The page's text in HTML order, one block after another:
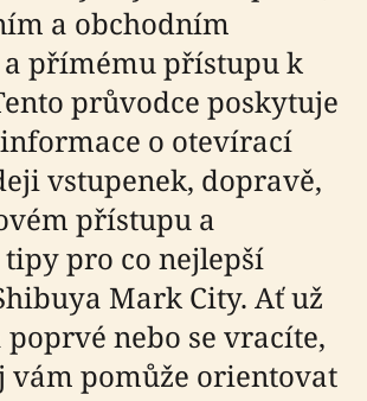
a obchodním
přímému přístupu k
průvodce poskytuje
o otevírací
vstupenek, dopravě,
přístupu a
tipy pro co nejlepší
Mark City. Ať už
nebo se vracíte,
vám pomůže orientovat